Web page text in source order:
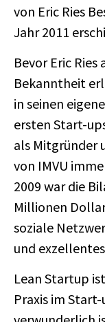
von Eric Ries
Jahr 2011
Bevor Eric
Bekanntheit
in seinen
ersten Start-
als Mitgründer
von IMVU
2009 war die
Millionen
soziale
und
Lean Startup
Praxis im